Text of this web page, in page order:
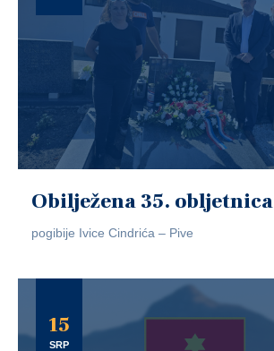
Obilježena 35. obljetnica
pogibije Ivice Cindrića – Pive
15
SRP